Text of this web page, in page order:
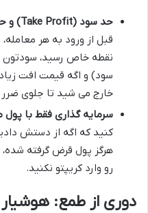
حد سود (Take Profit) و حد ضرر (Stop Loss) تعیین کنید:
قبل از ورود به هر
نقطه خاص رسید، سودتون
سود) و اگه قیمت افت
خارج می شید تا جلوی ضرر
سرمایه گذاری فقط با پول
کنید که اگه از دستش
هرگز پول قرض گرفته شده،
رو وارد کریپتو نکنید.
دوری از طمع: